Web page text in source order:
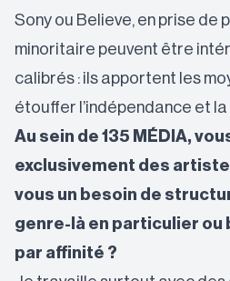
Sony ou Believe, en prise de
minoritaire peuvent être
calibrés : ils apportent les
étouffer l’indépendance et
Au sein de 135 MÉDIA,
exclusivement des
vous un besoin de
genre-là en particulier ou
par affinité ?